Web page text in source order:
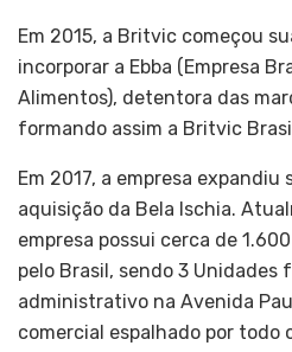
Em 2015, a Britvic começou
incorporar a Ebba (Empresa
Alimentos), detentora das
formando assim a Britvic
Em 2017, a empresa expandiu
aquisição da Bela Ischia.
empresa possui cerca de
pelo Brasil, sendo 3 Unidades
administrativo na Avenida
comercial espalhado por todo